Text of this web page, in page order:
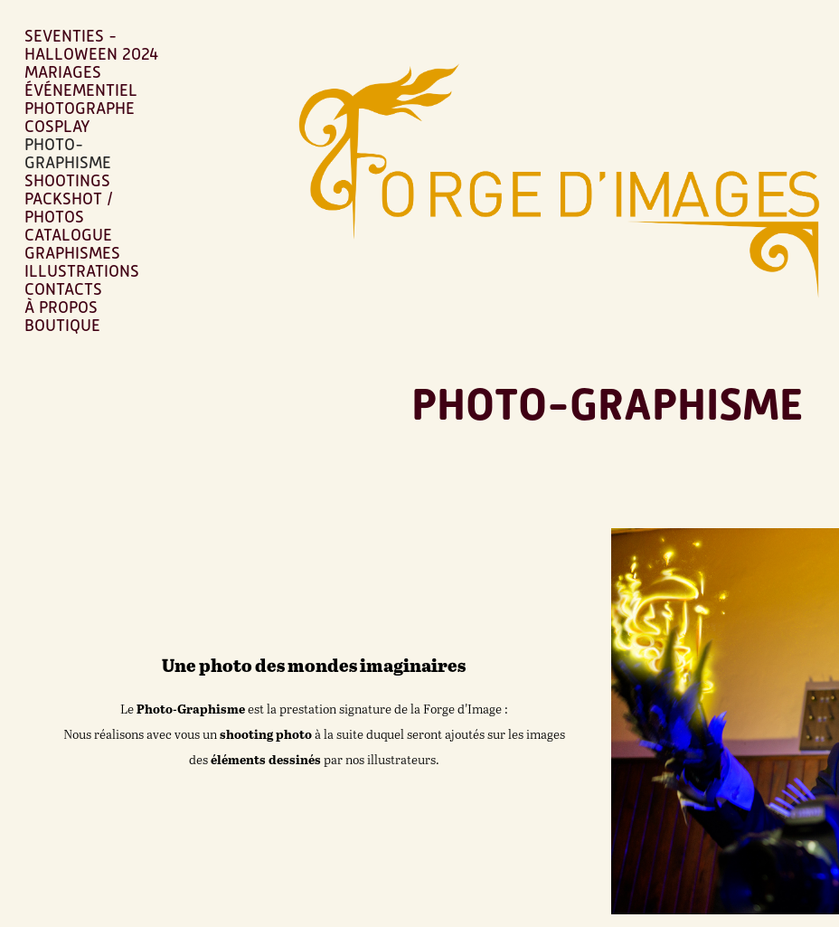
SEVENTIES -
HALLOWEEN 2024
MARIAGES
ÉVÉNEMENTIEL
PHOTOGRAPHE
COSPLAY
PHOTO-
GRAPHISME
SHOOTINGS
PACKSHOT /
PHOTOS
CATALOGUE
GRAPHISMES
ILLUSTRATIONS
CONTACTS
À PROPOS
BOUTIQUE
PHOTO-GRAPHISME
Une photo des mondes imaginaires
LePhoto-Graphismeest la prestation signature de la Forge d'Image :
Nous réalisons avec vous unshooting photoà la suite duquel seront ajoutés sur les images
deséléments dessinéspar nos illustrateurs.